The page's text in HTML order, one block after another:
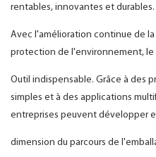
rentables, innovantes et durables.
Avec l'amélioration continue de
protection de l'environnement, le
Outil indispensable. Grâce à des
simples et à des applications
entreprises peuvent développer
dimension du parcours de